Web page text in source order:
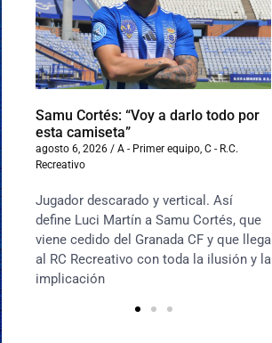
Samu Cortés: “Voy a darlo todo por
esta camiseta”
agosto 6, 2026 / A - Primer equipo, C - R.C.
Recreativo
Jugador descarado y vertical. Así
define Luci Martín a Samu Cortés, que
viene cedido del Granada CF y que llega
al RC Recreativo con toda la ilusión y la
implicación